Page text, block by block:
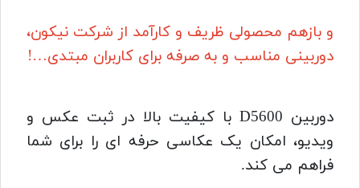
و بازهم محصولی ظریف و کارآمد از شرکت نیکون،
دوربینی مناسب و به صرفه برای کاربران مبتدی…!
دوربین D5600 با کیفیت بالا در ثبت عکس و
ویدیو، امکان یک عکاسی حرفه ای را برای شما
فراهم می کند.